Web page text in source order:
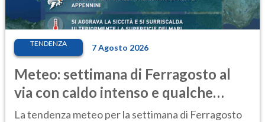
TENDENZA 7 Agosto 2026
Meteo: settimana di Ferragosto al
via con caldo intenso e qualche
temporale
La tendenza meteo per la settimana di Ferragosto